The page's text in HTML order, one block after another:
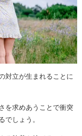
対立が生まれることに
を求めあうことで衝突
でしょう。